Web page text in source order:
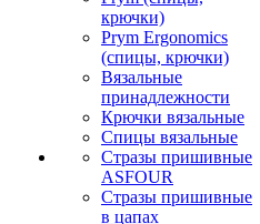
крючки)
Prym Ergonomics
(спицы, крючки)
Вязальные
принадлежности
Крючки вязальные
Спицы вязальные
Стразы пришивные
ASFOUR
Стразы пришивные
в цапах